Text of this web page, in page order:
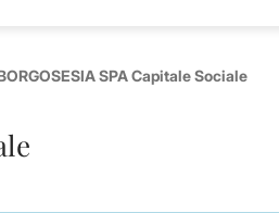
SPA Capitale Sociale